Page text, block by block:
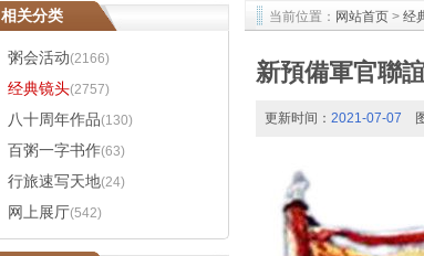
相关分类
粥会活动(2166)
经典镜头(2757)
八十周年作品(130)
百粥一字书作(63)
行旅速写天地(24)
网上展厅(542)
当前位置： 网站首页 > 经
新預備軍官聯
更新时间： 2021-07-07